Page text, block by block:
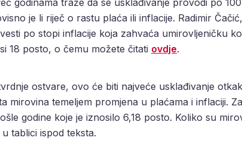
godinama traže da se usklađivanje provodi po
je li riječ o rastu plaća ili inflacije. Radimir
po stopi inflacije koja zahvaća umirovljeničku
18 posto, o čemu možete čitati ovdje.
ostvare, ovo će biti najveće usklađivanje
mirovina temeljem promjena u plaćama i inflaciji.
godine koje je iznosilo 6,18 posto. Koliko su
tablici ispod teksta.